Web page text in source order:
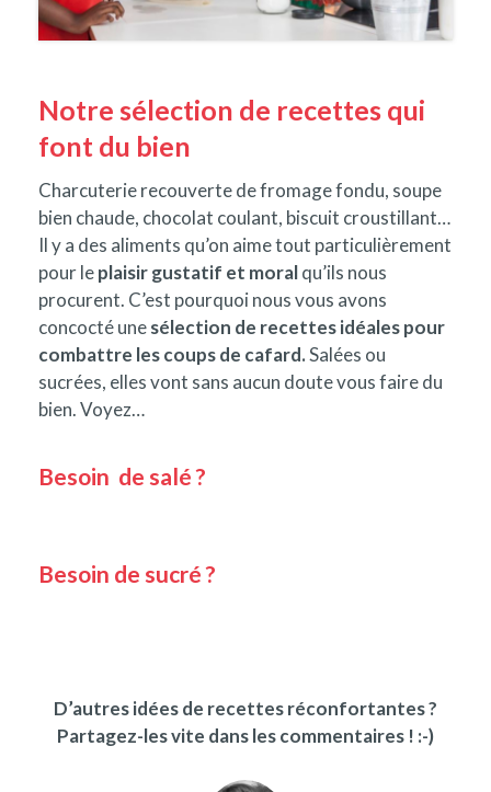
Notre sélection de recettes qui
font du bien
Charcuterie recouverte de fromage fondu, soupe
bien chaude, chocolat coulant, biscuit croustillant…
Il y a des aliments qu’on aime tout particulièrement
pour leplaisir gustatif et moralqu’ils nous
procurent. C’est pourquoi nous vous avons
concocté unesélection de recettes idéales pour
combattre les coups de cafard.Salées ou
sucrées, elles vont sans aucun doute vous faire du
bien. Voyez…
Besoin de salé ?
Besoin de sucré ?
D’autres idées de recettes réconfortantes ?
Partagez-les vite dans les commentaires ! :-)